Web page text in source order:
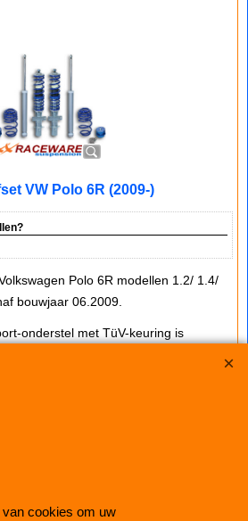
VW Polo 6R (2009-)
Polo 6R modellen 1.2/ 1.4/
bouwjaar 06.2009.
onderstel met TüV-keuring is
cookies om uw